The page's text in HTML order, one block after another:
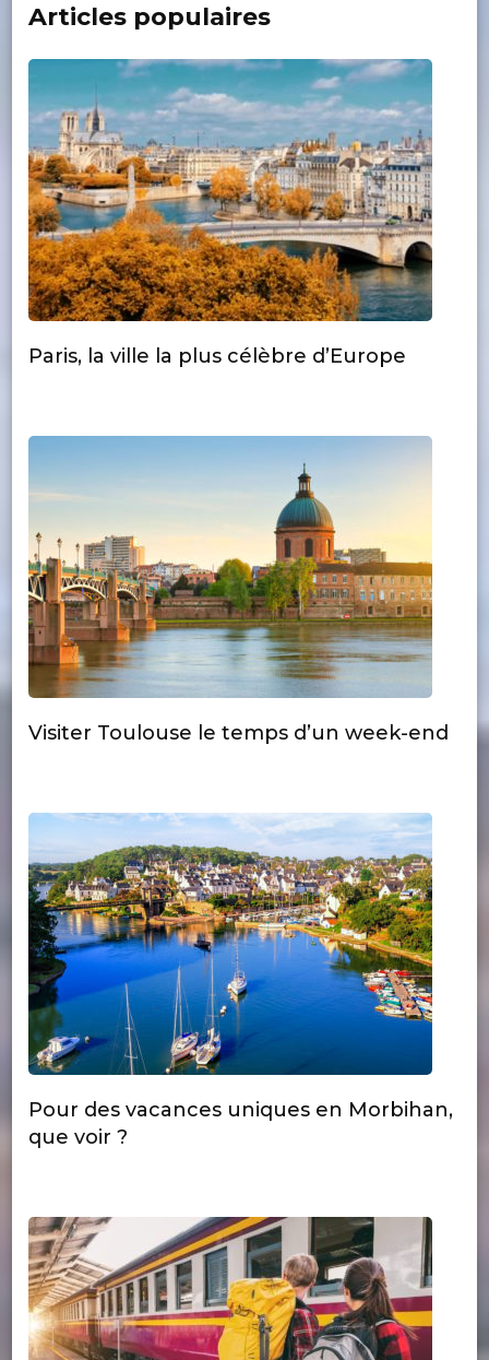
Articles populaires
Paris, la ville la plus célèbre d’Europe
Visiter Toulouse le temps d’un week-end
Pour des vacances uniques en Morbihan,
que voir ?